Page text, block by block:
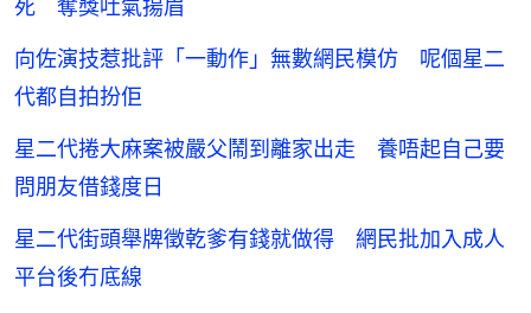
死 奪獎吐氣揚眉
向佐演技惹批評「一動作」無數網民模仿 呢個星二
代都自拍扮佢
星二代捲大麻案被嚴父鬧到離家出走 養唔起自己要
問朋友借錢度日
星二代街頭舉牌徵乾爹有錢就做得 網民批加入成人
平台後冇底線